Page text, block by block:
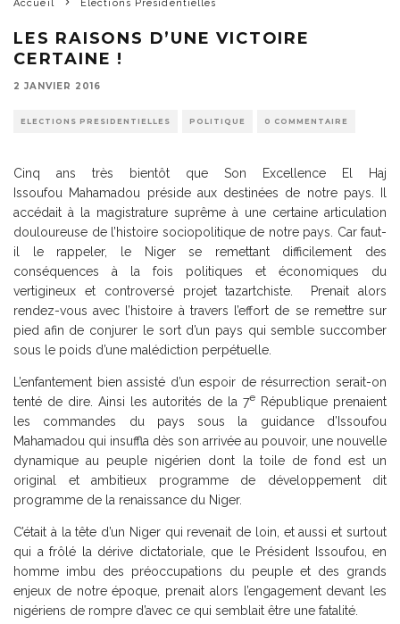
Accueil Elections Presidentielles
LES RAISONS D’UNE VICTOIRE
CERTAINE !
2 JANVIER 2016
ELECTIONS PRESIDENTIELLES POLITIQUE 0 COMMENTAIRE
Cinq ans très bientôt que Son Excellence El Haj
Issoufou Mahamadou préside aux destinées de notre pays. Il
accédait à la magistrature suprême à une certaine articulation
douloureuse de l’histoire sociopolitique de notre pays. Car faut-
il le rappeler, le Niger se remettant difficilement des
conséquences à la fois politiques et économiques du
vertigineux et controversé projet tazartchiste. Prenait alors
rendez-vous avec l’histoire à travers l’effort de se remettre sur
pied afin de conjurer le sort d’un pays qui semble succomber
sous le poids d’une malédiction perpétuelle.
L’enfantement bien assisté d’un espoir de résurrection serait-on
tenté de dire. Ainsi les autorités de la 7e République prenaient
les commandes du pays sous la guidance d’Issoufou
Mahamadou qui insuffla dès son arrivée au pouvoir, une nouvelle
dynamique au peuple nigérien dont la toile de fond est un
original et ambitieux programme de développement dit
programme de la renaissance du Niger.
C’était à la tête d’un Niger qui revenait de loin, et aussi et surtout
qui a frôlé la dérive dictatoriale, que le Président Issoufou, en
homme imbu des préoccupations du peuple et des grands
enjeux de notre époque, prenait alors l’engagement devant les
nigériens de rompre d’avec ce qui semblait être une fatalité.